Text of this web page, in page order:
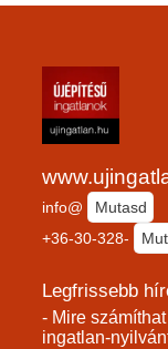
info@
Mutasd
+36-30-328-
Legfrissebb
- Mire
ingatlan-